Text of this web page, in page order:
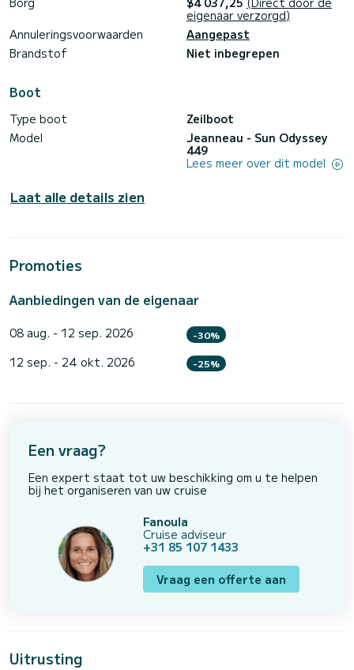
eigenaar verzorgd)
Annuleringsvoorwaarden
Aangepast
Brandstof
Niet inbegrepen
Boot
Type boot
Zeilboot
Model
Jeanneau - Sun Odyssey
449
Lees meer over dit model
Laat alle details zien
Promoties
Aanbiedingen van de eigenaar
08 aug. - 12 sep. 2026 -30%
12 sep. - 24 okt. 2026 -25%
Een vraag?
Een expert staat tot uw beschikking om u te helpen
bij het organiseren van uw cruise
Fanoula
Cruise adviseur
+31 85 107 1433
Vraag een offerte aan
Uitrusting